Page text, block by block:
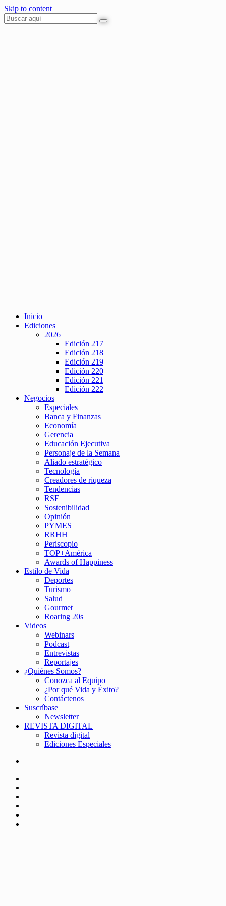
Skip to content
Inicio
Ediciones
2026
Edición 217
Edición 218
Edición 219
Edición 220
Edición 221
Edición 222
Negocios
Especiales
Banca y Finanzas
Economía
Gerencia
Educación Ejecutiva
Personaje de la Semana
Aliado estratégico
Tecnología
Creadores de riqueza
Tendencias
RSE
Sostenibilidad
Opinión
PYMES
RRHH
Periscopio
TOP+América
Awards of Happiness
Estilo de Vida
Deportes
Turismo
Salud
Gourmet
Roaring 20s
Videos
Webinars
Podcast
Entrevistas
Reportajes
¿Quiénes Somos?
Conozca al Equipo
¿Por qué Vida y Éxito?
Contáctenos
Suscríbase
Newsletter
REVISTA DIGITAL
Revista digital
Ediciones Especiales